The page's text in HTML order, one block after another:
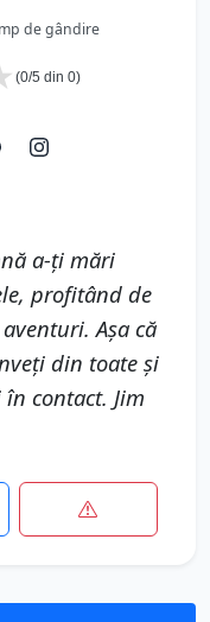
de gândire
(0/5 din 0)
a-ţi mări
profitând de
Aşa că
din toate şi
contact. Jim